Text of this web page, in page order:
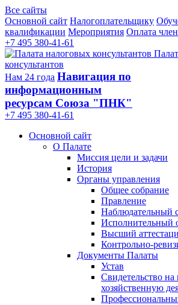
Все сайты
Основной сайт Налогоплательщику
квалификации Мероприятия Оплата
+7 495 380-41-61
консультантов
Нам 24 года Навигация по
информационным
ресурсам Союза "ПНК"
+7 495 380‑41‑61
Основной сайт
О Палате
Миссия цели и задачи
История
Органы управления
Общее собрание
Правление
Наблюдательный
Исполнительный
Высший
Контрольно-
Документы Палаты
Устав
Свидетельство на
хозяйственную